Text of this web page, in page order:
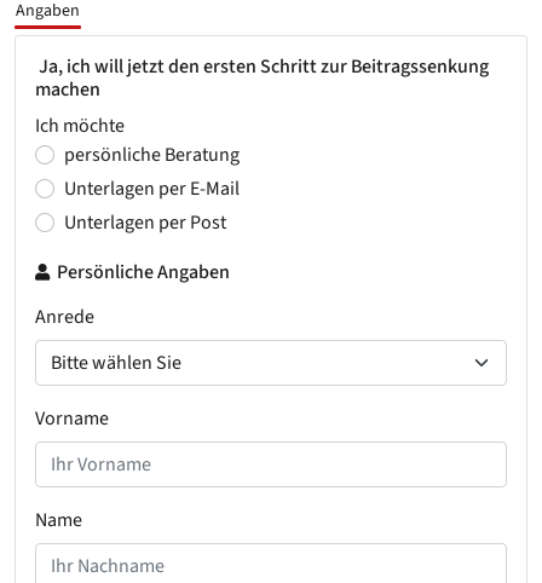
Angaben
Ja, ich will jetzt den ersten Schritt zur Beitragssenkung
machen
Ich möchte
persönliche Beratung
Unterlagen per E-Mail
Unterlagen per Post
Persönliche Angaben
Anrede
Vorname
Name